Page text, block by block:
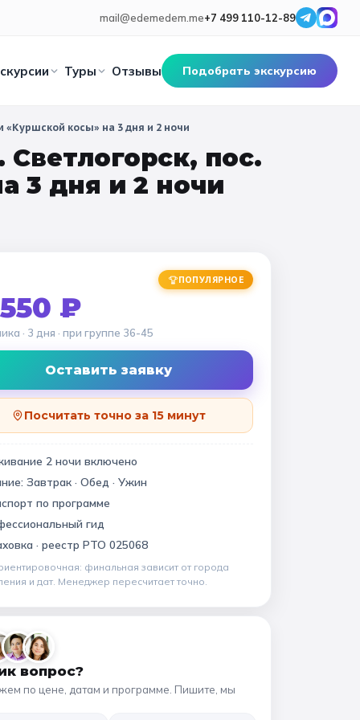
mail@edemedem.me+7 499 110-12-89
Туры Отзывы Подобрать экскурсию
🎓 ПО КЛАССАМ
Все классы
5 класс 6 класс
7 класс 8 класс
музей
кольцо Санкт-Петербург Карелия
Калининград
Самара Коломна Великий Новгород
Рязань Мурманск
косы» на 3 дня и 2 ночи
пос.
3 дня и 2 ночи
ПОПУЛЯРНОЕ
₽
· 3 дня · при группе 36-45
Оставить заявку
Посчитать точно за 15 минут
2 ночи включено
Завтрак · Обед · Ужин
по программе
гид
· реестр РТО 025068
финальная зависит от города
и дат. Менеджер пересчитает точно.
вопрос?
по цене, датам и программе. Пишите, мы